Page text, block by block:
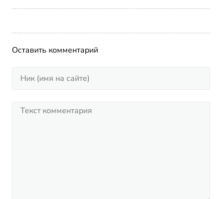
Оставить комментарий